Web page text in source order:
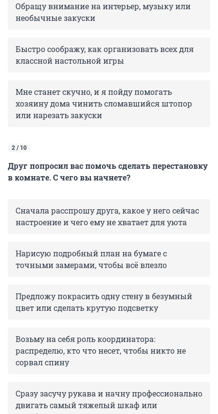
Обращу внимание на интерьер, музыку или
необычные закуски
Быстро соображу, как организовать всех для
классной настольной игры
Мне станет скучно, и я пойду помогать
хозяину дома чинить сломавшийся штопор
или нарезать закуски
2 / 10
Друг попросил вас помочь сделать перестановку
в комнате. С чего вы начнете?
Сначала расспрошу друга, какое у него сейчас
настроение и чего ему не хватает для уюта
Нарисую подробный план на бумаге с
точными замерами, чтобы всё влезло
Предложу покрасить одну стену в безумный
цвет или сделать крутую подсветку
Возьму на себя роль координатора:
распределю, кто что несет, чтобы никто не
сорвал спину
Сразу засучу рукава и начну профессионально
двигать самый тяжелый шкаф или